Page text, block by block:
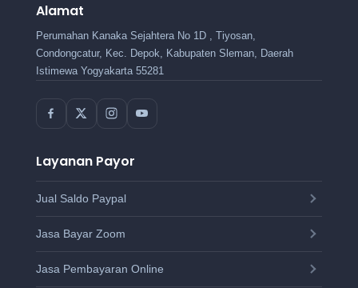
Alamat
Perumahan Kanaka Sejahtera No 1D , Tiyosan,
Condongcatur, Kec. Depok, Kabupaten Sleman, Daerah
Istimewa Yogyakarta 55281
Layanan Payor
Jual Saldo Paypal
Jasa Bayar Zoom
Jasa Pembayaran Online